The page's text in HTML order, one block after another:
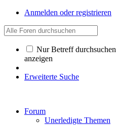
Anmelden oder registrieren
Nur Betreff durchsuchen
anzeigen
Erweiterte Suche
Forum
Unerledigte Themen